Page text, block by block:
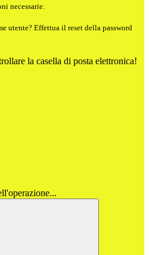
necessarie.
utente? Effettua il reset della password
la casella di posta elettronica!